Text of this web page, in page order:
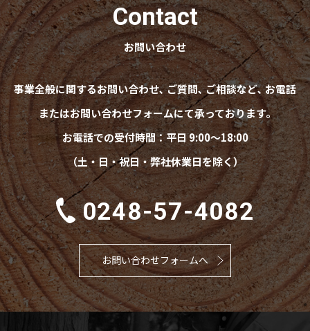
Contact
お問い合わせ
事業全般に関するお問い合わせ､ ご質問､ ご相談など､ お電話
またはお問い合わせフォームにて承っております｡
お電話での受付時間：平日 9:00～18:00
（土・日・祝日・弊社休業日を除く）
0248-57-4082
お問い合わせフォームへ